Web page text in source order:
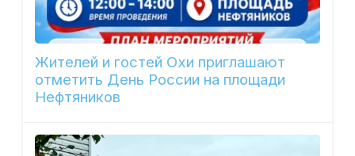
Жителей и гостей Охи приглашают
отметить День России на площади
Нефтяников